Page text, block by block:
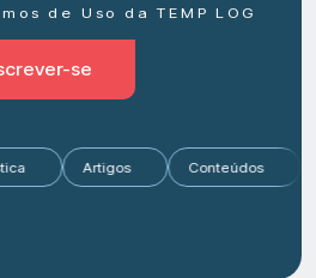
de Uso da TEMP LOG
se
Logística Artigos Conteúdos